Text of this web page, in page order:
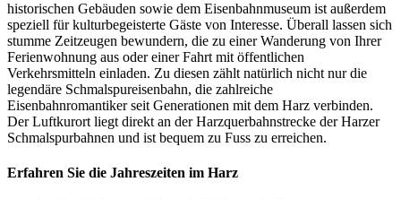
historischen Gebäuden sowie dem Eisenbahnmuseum ist außerdem
speziell für kulturbegeisterte Gäste von Interesse. Überall lassen sich
stumme Zeitzeugen bewundern, die zu einer Wanderung von Ihrer
Ferienwohnung aus oder einer Fahrt mit öffentlichen
Verkehrsmitteln einladen. Zu diesen zählt natürlich nicht nur die
legendäre Schmalspureisenbahn, die zahlreiche
Eisenbahnromantiker seit Generationen mit dem Harz verbinden.
Der Luftkurort liegt direkt an der Harzquerbahnstrecke der Harzer
Schmalspurbahnen und ist bequem zu Fuss zu erreichen.
Erfahren Sie die Jahreszeiten im Harz